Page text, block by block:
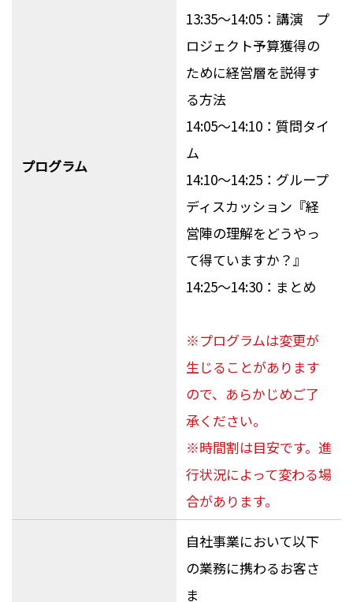
プログラム
13:35～14:05：講演 プ
ロジェクト予算獲得の
ために経営層を説得す
る方法
14:05～14:10：質問タイ
ム
14:10～14:25：グループ
ディスカッション『経
営陣の理解をどうやっ
て得ていますか？』
14:25～14:30：まとめ
※プログラムは変更が
生じることがあります
ので、あらかじめご了
承ください。
※時間割は目安です。進
行状況によって変わる場
合があります。
自社事業において以下
の業務に携わるお客さ
ま